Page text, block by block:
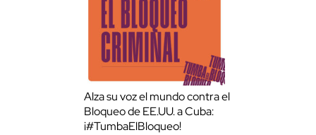
Alza su voz el mundo contra el
Bloqueo de EE.UU. a Cuba:
¡#TumbaElBloqueo!